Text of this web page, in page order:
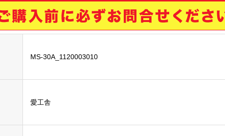
MS-30A_1120003010
愛工舎